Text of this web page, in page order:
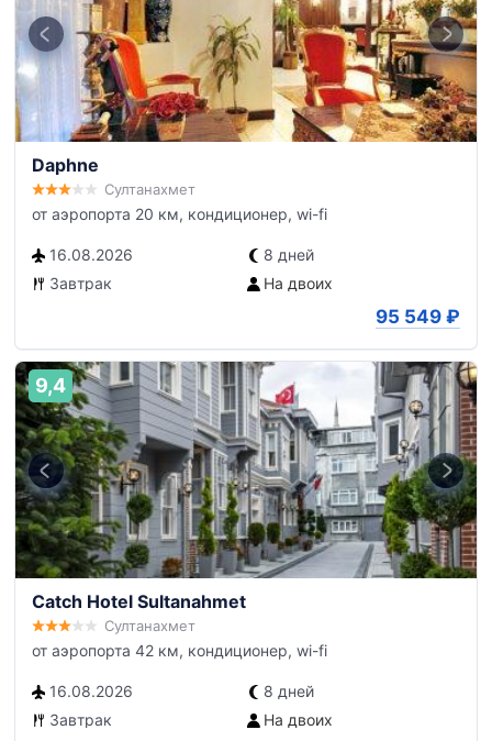
Daphne
Султанахмет
от аэропорта 20 км, кондиционер, wi-fi
16.08.2026
8 дней
Завтрак
На двоих
95 549 ₽
9,4
Catch Hotel Sultanahmet
Султанахмет
от аэропорта 42 км, кондиционер, wi-fi
16.08.2026
8 дней
Завтрак
На двоих